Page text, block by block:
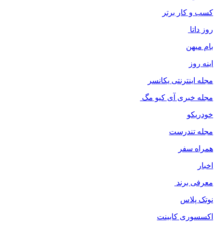
کسب و کار برتر
روز داتا
بام میهن
اینه روز
مجله اینترنتی یکانسر
مجله خبری آی کیو مگ
خودریکو
مجله‌ تندرست
همراه سفر
اخبار
معرفی برند
نوتک پلاس
اکسسوری کابینت